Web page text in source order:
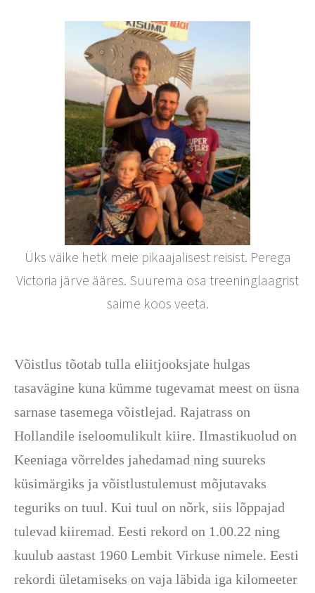
Üks väike hetk meie pikaajalisest reisist. Perega
Victoria järve ääres. Suurema osa treeninglaagrist
saime koos veeta.
Võistlus tõotab tulla eliitjooksjate hulgas
tasavägine kuna kümme tugevamat meest on üsna
sarnase tasemega võistlejad. Rajatrass on
Hollandile iseloomulikult kiire. Ilmastikuolud on
Keeniaga võrreldes jahedamad ning suureks
küsimärgiks ja võistlustulemust mõjutavaks
teguriks on tuul. Kui tuul on nõrk, siis lõppajad
tulevad kiiremad. Eesti rekord on 1.00.22 ning
kuulub aastast 1960 Lembit Virkuse nimele. Eesti
rekordi ületamiseks on vaja läbida iga kilomeeter